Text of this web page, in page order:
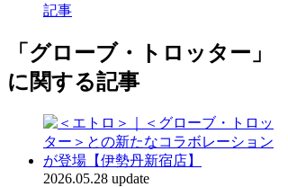
記事
「グローブ・トロッター」
に関する記事
2026.05.28 update